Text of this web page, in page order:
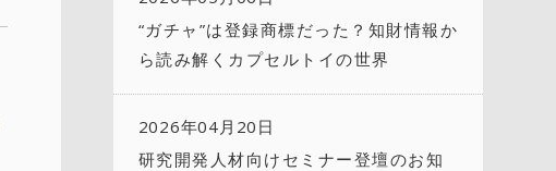
“ガチャ”は登録商標だった？知財情報か
ら読み解くカプセルトイの世界
2026年04月20日
研究開発人材向けセミナー登壇のお知